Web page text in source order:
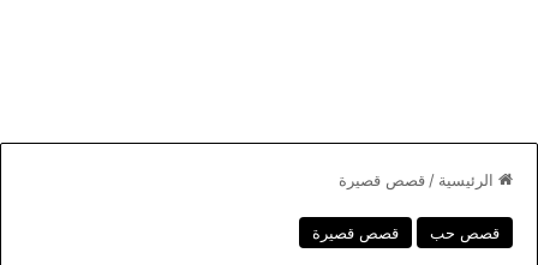
الرئيسية / قصص قصيرة
قصص حب قصص قصيرة